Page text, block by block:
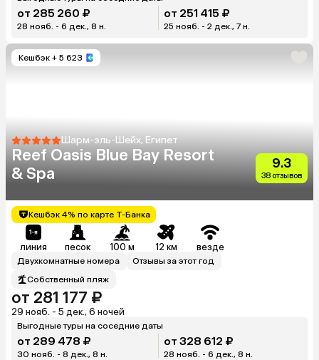
от 285 260 ₽
28 нояб. - 6 дек., 8 н.
от 251 415 ₽
25 нояб. - 2 дек., 7 н.
Кешбэк + 5 623
Шарм-эль-Шейх, Египет
Reef Oasis Blue Bay Resort
& Spa
9.3
38 отзывов
Кешбэк 4% по карте Т-Банка
линия песок 100 м 12 км везде
Двухкомнатные номера
Отзывы за этот год
Собственный пляж
от 281 177 ₽
29 нояб. - 5 дек., 6 ночей
Выгодные туры на соседние даты
от 289 478 ₽
30 нояб. - 8 дек., 8 н.
от 328 612 ₽
28 нояб. - 6 дек., 8 н.